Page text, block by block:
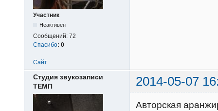
Участник
Неактивен
Сообщений: 72
Спасибо: 0
Сайт
Студия звукозаписи
ТЕМП
2014-05-07
Авторская